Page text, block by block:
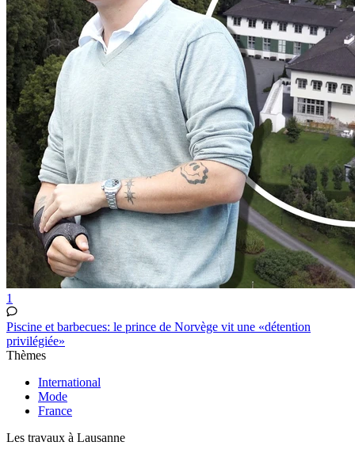
1
Piscine et barbecues: le prince de Norvège vit une «détention
privilégiée»
Thèmes
International
Mode
France
Les travaux à Lausanne